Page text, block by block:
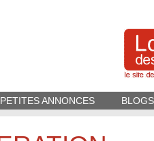
PETITES ANNONCES